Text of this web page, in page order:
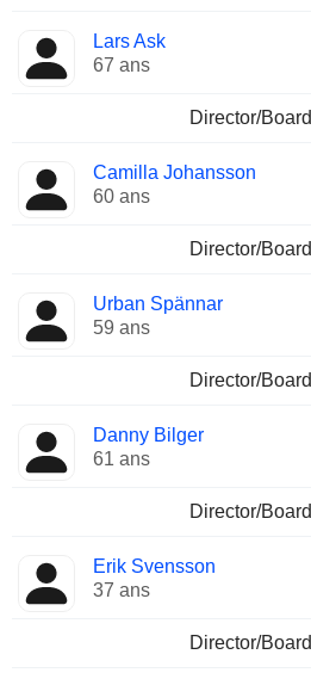
Lars Ask
67 ans
Director/
Camilla Johansson
60 ans
Director/
Urban Spännar
59 ans
Director/
Danny Bilger
61 ans
Director/
Erik Svensson
37 ans
Director/